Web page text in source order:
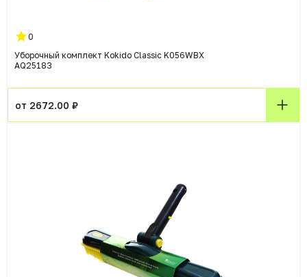
0
Уборочный комплект Kokido Classic K056WBX
AQ25183
от 2672.00 ₽